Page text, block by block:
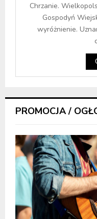
Chrzanie.
Gospodyń
wyróżnienie.
PROMOCJA /